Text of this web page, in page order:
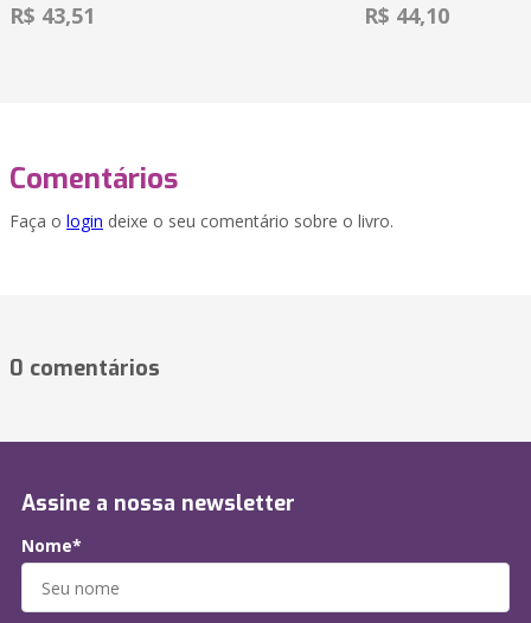
R$ 43,51 R$ 44,10
Comentários
Faça o login deixe o seu comentário sobre o livro.
0 comentários
Assine a nossa newsletter
Nome*